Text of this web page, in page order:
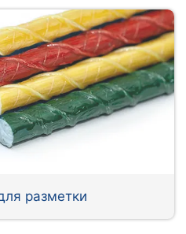
разметки